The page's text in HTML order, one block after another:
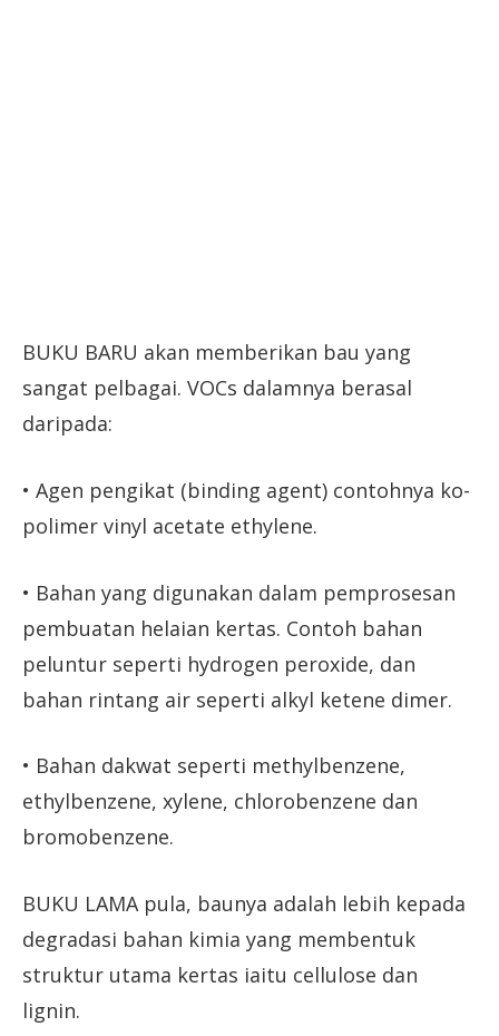
BUKU BARU akan memberikan bau yang
sangat pelbagai. VOCs dalamnya berasal
daripada:
• Agen pengikat (binding agent) contohnya ko-
polimer vinyl acetate ethylene.
• Bahan yang digunakan dalam pemprosesan
pembuatan helaian kertas. Contoh bahan
peluntur seperti hydrogen peroxide, dan
bahan rintang air seperti alkyl ketene dimer.
• Bahan dakwat seperti methylbenzene,
ethylbenzene, xylene, chlorobenzene dan
bromobenzene.
BUKU LAMA pula, baunya adalah lebih kepada
degradasi bahan kimia yang membentuk
struktur utama kertas iaitu cellulose dan
lignin.